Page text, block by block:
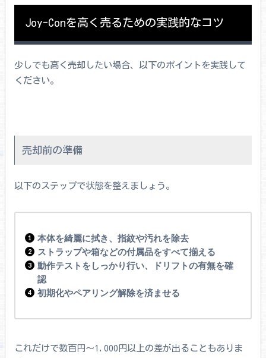
Joy-Conを高く売るための実践的なコツ
少しでも高く売却したい場合、以下のポイントを実践して
ください。
売却前の準備
以下のステップで状態を整えましょう。
本体を綺麗に拭き、指紋や汚れを除去
ストラップや箱などの付属品をすべて揃える
動作テストをしっかり行い、ドリフトの有無を確
認
初期化やペアリング解除を済ませる
これだけで数百円〜1,000円以上の差が出ることもありま